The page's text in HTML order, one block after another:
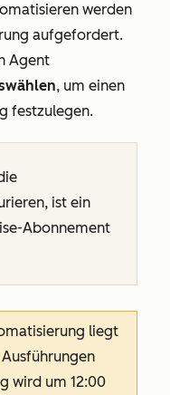
werden
aufgefordert.
Agent
, um einen
festzulegen.
ist ein
Abonnement
liegt
wird um 12:00